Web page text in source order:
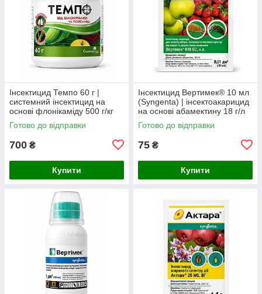
Інсектицид Темпо 60 г |
системний інсектицид на
основі флонікаміду 500 г/кг
проти попелиці, білокрилки,
трипсів та щитівок
Готово до відправки
700 ₴
Купити
Інсектицид Вертимек® 10 мл
(Syngenta) | інсектоакарицид
на основі абамектину 18 г/л
від кліщів, трипсів та мінерів
Готово до відправки
75 ₴
Купити